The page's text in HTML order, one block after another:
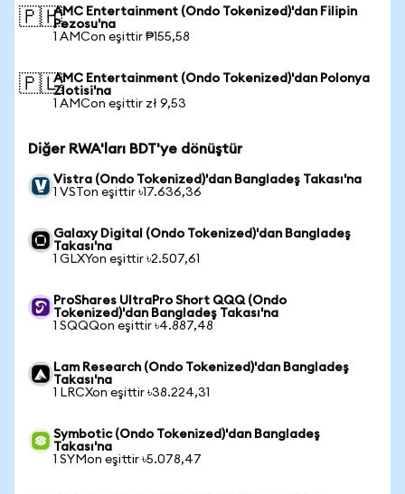
🇵🇭AMC Entertainment (Ondo Tokenized)'dan Filipin
Pezosu'na
1 AMCon eşittir ₱155,58
🇵🇱AMC Entertainment (Ondo Tokenized)'dan Polonya
Zlotisi'na
1 AMCon eşittir zł 9,53
Diğer RWA'ları BDT'ye dönüştür
Vistra (Ondo Tokenized)'dan Bangladeş Takası'na
1 VSTon eşittir ৳17.636,36
Galaxy Digital (Ondo Tokenized)'dan Bangladeş
Takası'na
1 GLXYon eşittir ৳2.507,61
ProShares UltraPro Short QQQ (Ondo
Tokenized)'dan Bangladeş Takası'na
1 SQQQon eşittir ৳4.887,48
Lam Research (Ondo Tokenized)'dan Bangladeş
Takası'na
1 LRCXon eşittir ৳38.224,31
Symbotic (Ondo Tokenized)'dan Bangladeş
Takası'na
1 SYMon eşittir ৳5.078,47